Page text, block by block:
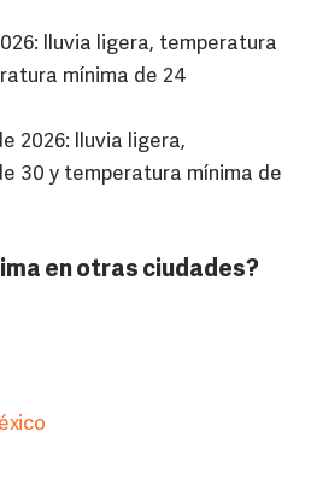
lluvia ligera, temperatura
mínima de 24
2026: lluvia ligera,
30 y temperatura mínima de
en otras ciudades?